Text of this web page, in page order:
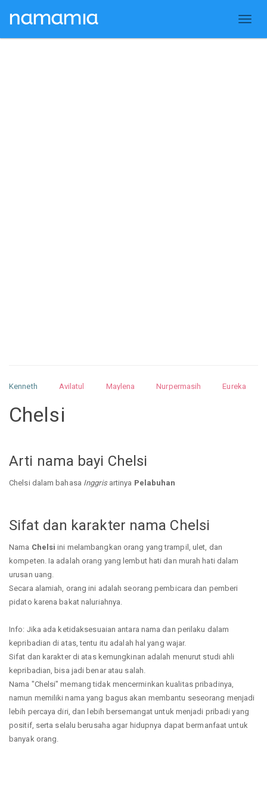
Kenneth Avilatul Maylena Nurpermasih
Eureka
Nurhilman
Pathin
Chelsi
Arti nama bayi Chelsi
Chelsi dalam bahasa Inggrisartinya Pelabuhan
Sifat dan karakter nama Chelsi
Nama Chelsi ini melambangkan orang yang trampil, ulet, dan
kompeten. Ia adalah orang yang lembut hati dan murah hati dalam
urusan uang.
Secara alamiah, orang ini adalah seorang pembicara dan pemberi
pidato karena bakat naluriahnya.
Info: Jika ada ketidaksesuaian antara nama dan perilaku dalam
kepribadian di atas, tentu itu adalah hal yang wajar.
Sifat dan karakter di atas kemungkinan adalah menurut studi ahli
kepribadian, bisa jadi benar atau salah.
Nama "Chelsi" memang tidak mencerminkan kualitas pribadinya,
namun memiliki nama yang bagus akan membantu seseorang menjadi
lebih percaya diri, dan lebih bersemangat untuk menjadi pribadi yang
positif, serta selalu berusaha agar hidupnya dapat bermanfaat untuk
banyak orang.